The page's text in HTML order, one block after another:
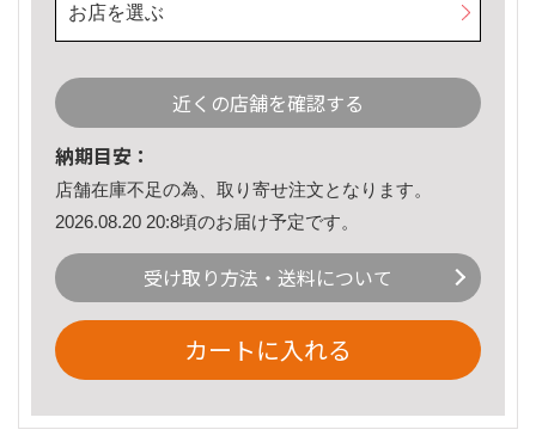
お店を選ぶ
近くの店舗を確認する
納期目安：
店舗在庫不足の為、取り寄せ注文となります。
2026.08.20 20:8頃のお届け予定です。
受け取り方法・送料について
カートに入れる